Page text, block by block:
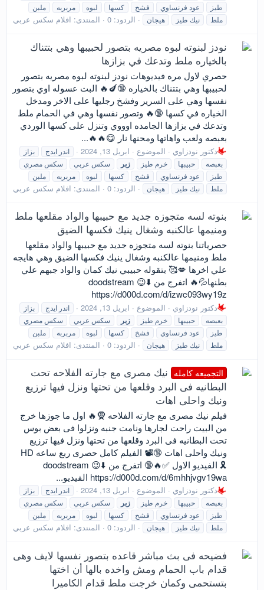
طيز عود فرنساوي فشخ كسها لبوه مربربه
ملبن
ملط
نيك طيز هيجان الردود: 0 المنتدى: افلام سكس عربي
نودز لبنوته لبوه مصريه بتصور لحبيبها وهي بتتناك
بالخياره ملط وتدعك في بزازها
حصري لاول مره فيديوهات نودز لبنوته لبوه مصريه بتصور
لحبيبها وهي بتتناك بالخياره 🔞🍆🔥 البت عسوله اوي بتصور
نفسها وهي على السرير وفشخ رجليها على الاخر ومدخل
الخياره في كسها 🔞🔥 وتصور نفسها وهي في الحمام ملط
وتدعك في بزازها الجامده اوووي وتنزل على كسها الوردي
بعبصه ولعب واهاتها ومحنها نار 😋🔥🔥...
دكتور نودزاوي الموضوع ابريل 13, 2024 اندر ايدج
بزاز
بعبصه
حبيبها خرم طيز زبر سكس عربي
سكس مصري
طيز
عود فرنساوي فشخ كسها لبوه مربربه
ملبن
ملط
نيك طيز هيجان الردود: 0 المنتدى: افلام سكس عربي
بنوته لسه متجوزه جديد مع حبيبها والواد مقلعها ملط
ومنيمها عالكنبه وشغال ينيك فكسها الضيق
حصرياتنا بنوته لسه متجوزه جديد مع حبيبها والواد مقلعها
ملط ومنيمها عالكنبه وشغال ينيك فكسها الضيق وهي هايجه
علي اخرها 💋🥰 بتقوله حبيبي نيك كمان والواد جبهم علي
بطنها💦🔥 اتفرج من doodstream 😉⬇️
https://d000d.com/d/izwc093wy19z
دكتور نودزاوي الموضوع ابريل 13, 2024 اندر ايدج
بزاز
بعبصه
حبيبها خرم طيز زبر سكس عربي
سكس مصري
طيز
عود فرنساوي فشخ كسها لبوه مربربه
ملبن
ملط
نيك طيز هيجان الردود: 0 المنتدى: افلام سكس عربي
التجميعه كامله نيك مصرى مع جارته الفلاحه تحت
البطانيه فى البرد وقلعها من تحتها ونزل فيها ترزيع
ونيك واحلى اهات
فيلم نيك مصرى مع جارته الفلاحه 🧕🔥 اول ما جوزها خرج
من البيت راحت لجارها ونامت جنبه ونزلوا فى بعض بوس
تحت البطانيه فى البرد وقلعها من تحتها ونزل فيها ترزيع
ونيك واحلى اهات 🔞📽️ الفيلم كامل حصرى ربع ساعه HD
🎗️ الفيديو الاول ✅🔥🔞 اتفرج من doodstream 😉⬇️
https://d000d.com/d/6mhhjvgv19wa الفيديو...
دكتور نودزاوي الموضوع ابريل 13, 2024 اندر ايدج
بزاز
بعبصه
حبيبها خرم طيز زبر سكس عربي
سكس مصري
طيز
عود فرنساوي فشخ كسها لبوه مربربه
ملبن
ملط
نيك طيز هيجان الردود: 0 المنتدى: افلام سكس عربي
فضيحه فى بث مباشر قاعده بتصور نفسها لايف وهى
قدام باب الحمام ومش واخده بالها أن اختها
بتستحمى وكمان خرجت ملط قدام الكاميرا